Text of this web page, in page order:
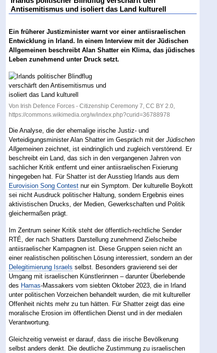
Antisemitismus und isoliert das Land kulturell
Ein früherer Justizminister warnt vor einer antiisraelischen
Entwicklung in Irland. In einem Interview mit der Jüdischen
Allgemeinen beschreibt Alan Shatter ein Klima, das jüdisches
Leben zunehmend unter Druck setzt.
Von Irish Defence Forces - Citizenship Ceremony 7, CC BY 2.0,
https://commons.wikimedia.org/w/index.php?curid=36788978
Die Analyse, die der ehemalige irische Justiz- und
Verteidigungsminister Alan Shatter im Gespräch mit derJüdischen
Allgemeinen zeichnet, ist eindringlich und zugleich verstörend. Er
beschreibt ein Land, das sich in den vergangenen Jahren von
sachlicher Kritik entfernt und einer antiisraelischen Fixierung
hingegeben hat. Für Shatter ist der Ausstieg Irlands aus dem
Eurovision Song Contest nur ein Symptom. Der kulturelle Boykott
sei nicht Ausdruck politischer Haltung, sondern Ergebnis eines
aktivistischen Drucks, der Medien, Gewerkschaften und Politik
gleichermaßen prägt.
Im Zentrum seiner Kritik steht der öffentlich-rechtliche Sender
RTÉ, der nach Shatters Darstellung zunehmend Zielscheibe
antiisraelischer Kampagnen ist. Diese Gruppen seien nicht an
einer realistischen politischen Lösung interessiert, sondern an der
Delegitimierung Israels selbst. Besonders gravierend sei der
Umgang mit israelischen Künstlerinnen – darunter Überlebende
des Hamas-Massakers vom siebten Oktober 2023, die in Irland
unter politischen Vorzeichen behandelt wurden, die mit kultureller
Offenheit nichts mehr zu tun hätten. Für Shatter zeigt das eine
moralische Erosion im öffentlichen Dienst und in der medialen
Verantwortung.
Gleichzeitig verweist er darauf, dass die irische Bevölkerung
selbst anders denkt. Die deutliche Zustimmung zu israelischen